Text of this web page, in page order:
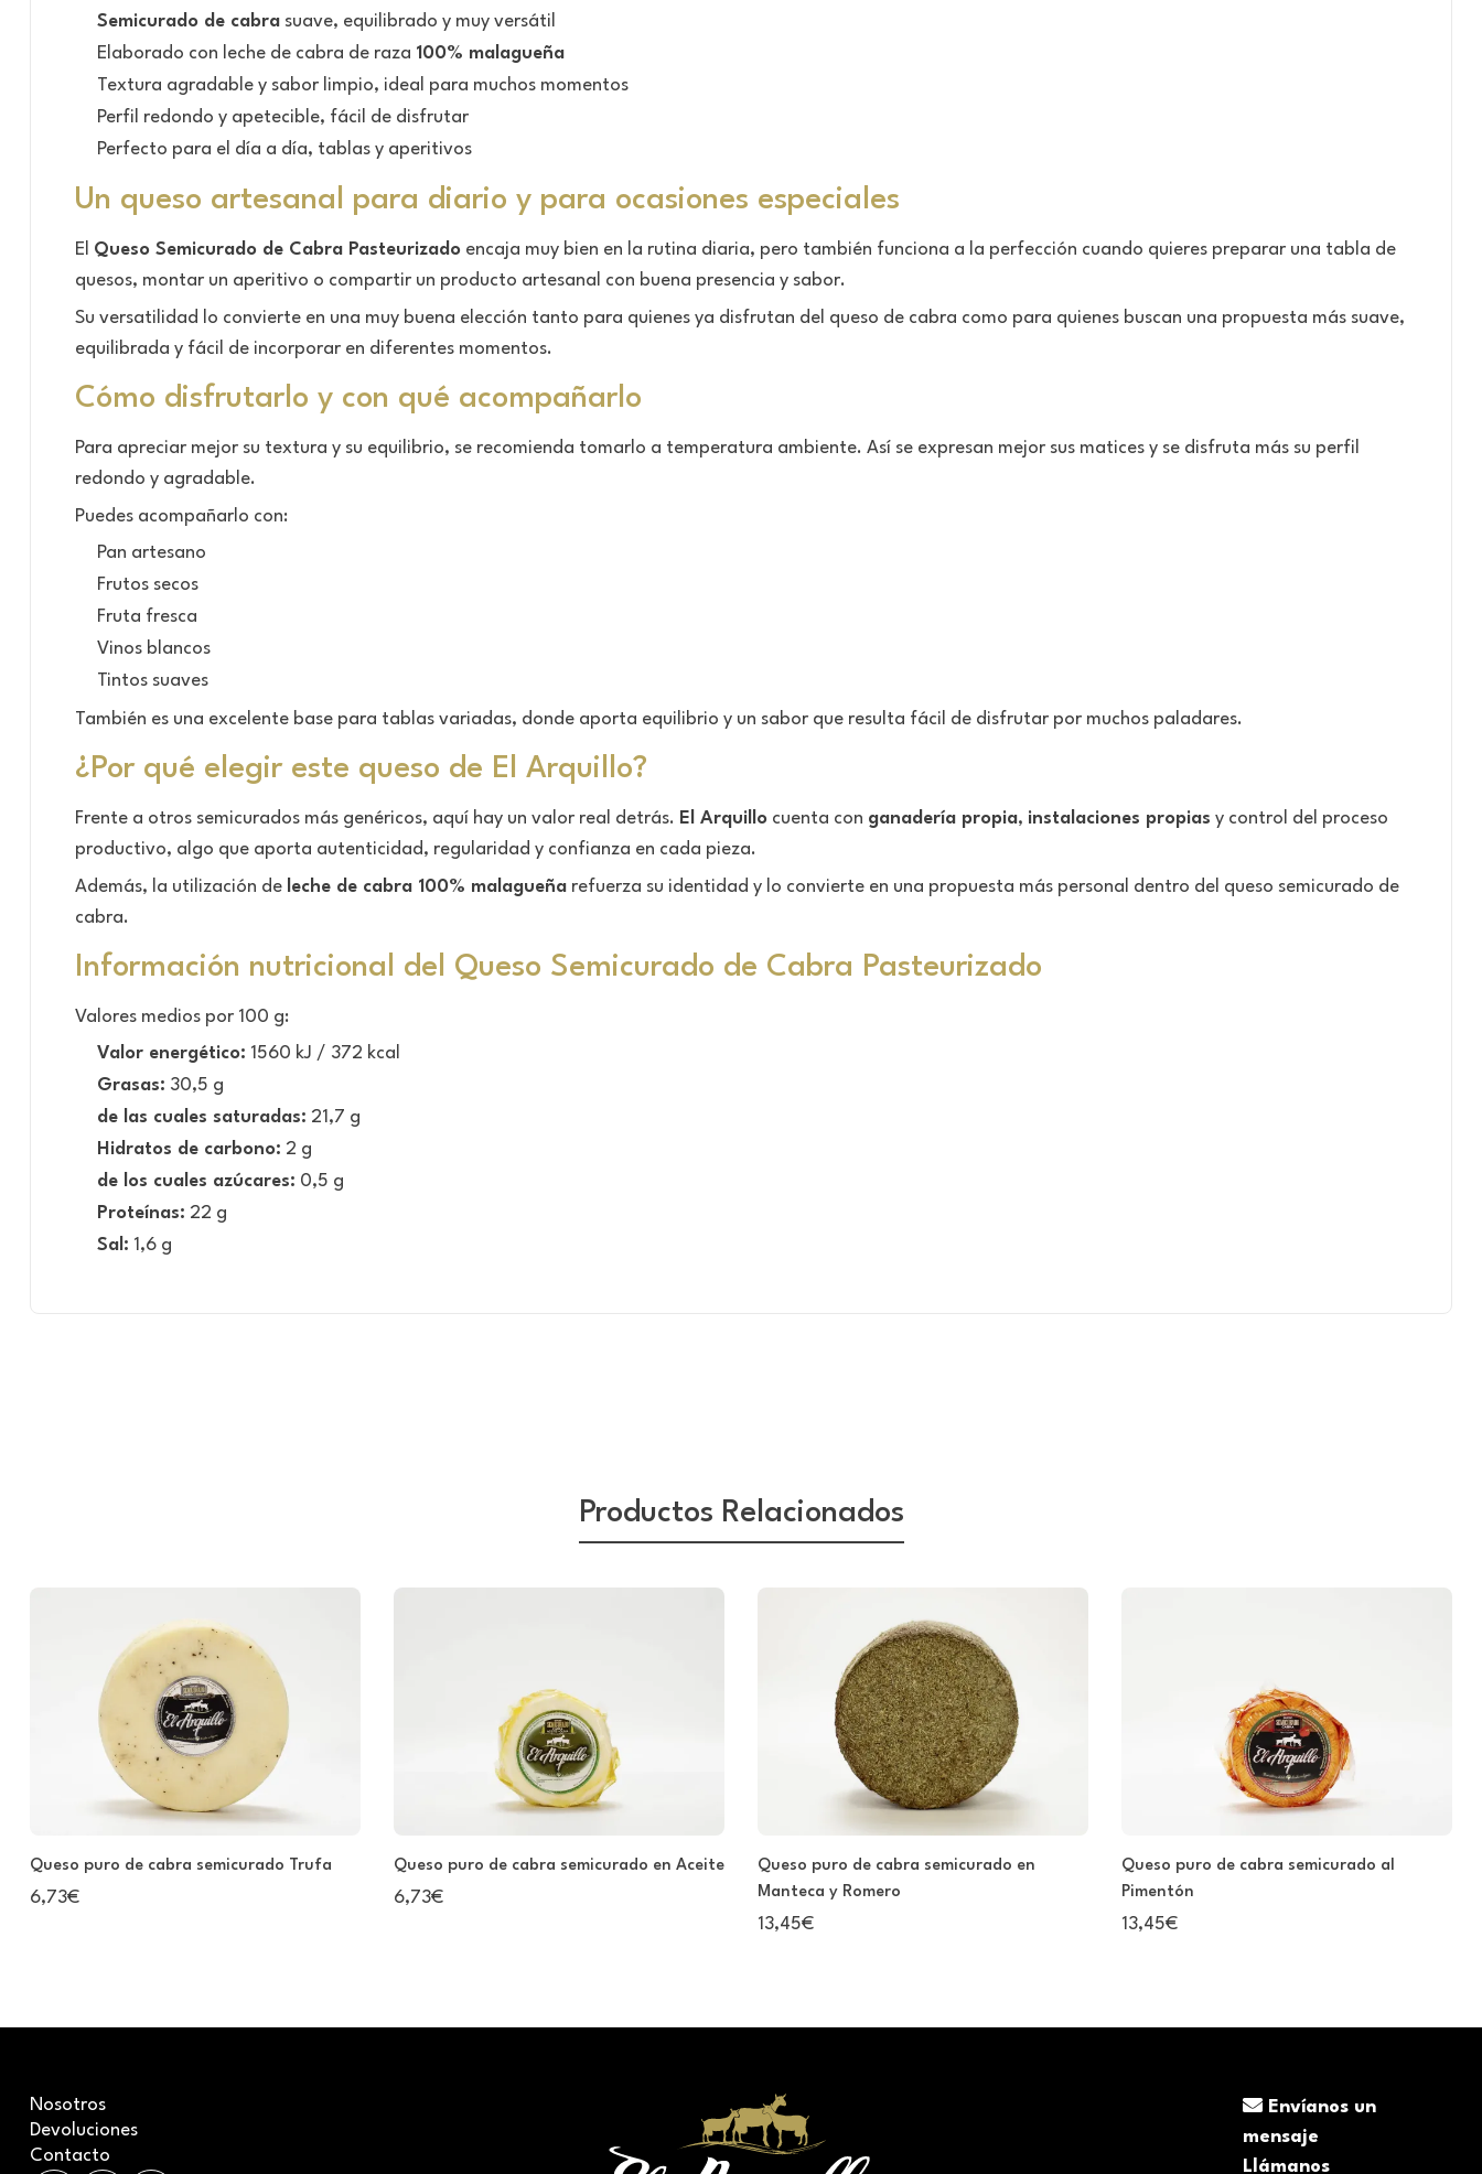
Semicurado de cabra suave, equilibrado y muy versátil
Elaborado con leche de cabra de raza 100% malagueña
Textura agradable y sabor limpio, ideal para muchos momentos
Perfil redondo y apetecible, fácil de disfrutar
Perfecto para el día a día, tablas y aperitivos
Un queso artesanal para diario y para ocasiones especiales
El Queso Semicurado de Cabra Pasteurizado encaja muy bien en la rutina diaria, pero también funciona a la perfección cuando quieres preparar una tabla de
quesos, montar un aperitivo o compartir un producto artesanal con buena presencia y sabor.
Su versatilidad lo convierte en una muy buena elección tanto para quienes ya disfrutan del queso de cabra como para quienes buscan una propuesta más suave,
equilibrada y fácil de incorporar en diferentes momentos.
Cómo disfrutarlo y con qué acompañarlo
Para apreciar mejor su textura y su equilibrio, se recomienda tomarlo a temperatura ambiente. Así se expresan mejor sus matices y se disfruta más su perfil
redondo y agradable.
Puedes acompañarlo con:
Pan artesano
Frutos secos
Fruta fresca
Vinos blancos
Tintos suaves
También es una excelente base para tablas variadas, donde aporta equilibrio y un sabor que resulta fácil de disfrutar por muchos paladares.
¿Por qué elegir este queso de El Arquillo?
Frente a otros semicurados más genéricos, aquí hay un valor real detrás. El Arquillo cuenta con ganadería propia, instalaciones propias y control del proceso
productivo, algo que aporta autenticidad, regularidad y confianza en cada pieza.
Además, la utilización de leche de cabra 100% malagueña refuerza su identidad y lo convierte en una propuesta más personal dentro del queso semicurado de
cabra.
Información nutricional del Queso Semicurado de Cabra Pasteurizado
Valores medios por 100 g:
Valor energético: 1560 kJ / 372 kcal
Grasas: 30,5 g
de las cuales saturadas: 21,7 g
Hidratos de carbono: 2 g
de los cuales azúcares: 0,5 g
Proteínas: 22 g
Sal: 1,6 g
Productos Relacionados
Queso puro de cabra semicurado Trufa
6,73€
Queso puro de cabra semicurado en Aceite
6,73€
Queso puro de cabra semicurado en
Manteca y Romero
13,45€
Queso puro de cabra semicurado al
Pimentón
13,45€
Nosotros
Devoluciones
Contacto
Envíanos un
mensaje
Llámanos